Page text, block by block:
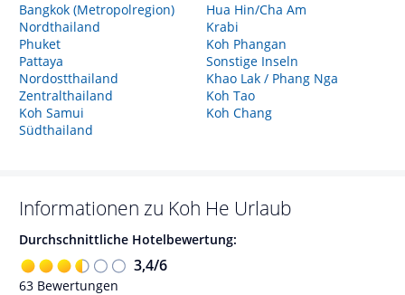
Bangkok (Metropolregion)
Nordthailand
Phuket
Pattaya
Nordostthailand
Zentralthailand
Koh Samui
Südthailand
Hua Hin/Cha Am
Krabi
Koh Phangan
Sonstige Inseln
Khao Lak / Phang Nga
Koh Tao
Koh Chang
Informationen zu Koh He Urlaub
Durchschnittliche Hotelbewertung:
3,4/6
63 Bewertungen